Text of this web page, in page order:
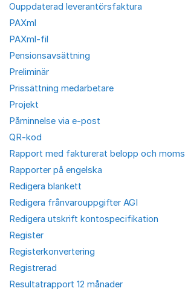
Ouppdaterad leverantörsfaktura
PAXml
PAXml-fil
Pensionsavsättning
Preliminär
Prissättning medarbetare
Projekt
Påminnelse via e-post
QR-kod
Rapport med fakturerat belopp och moms
Rapporter på engelska
Redigera blankett
Redigera frånvarouppgifter AGI
Redigera utskrift kontospecifikation
Register
Registerkonvertering
Registrerad
Resultatrapport 12 månader